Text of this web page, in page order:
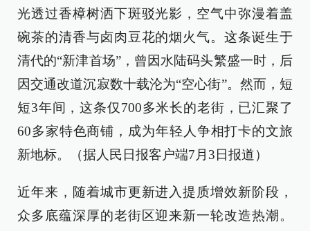
光透过香樟树洒下斑驳光影，空气中弥漫着盖
碗茶的清香与卤肉豆花的烟火气。这条诞生于
清代的“新津首场”，曾因水陆码头繁盛一时，后
因交通改道沉寂数十载沦为“空心街”。然而，短
短3年间，这条仅700多米长的老街，已汇聚了
60多家特色商铺，成为年轻人争相打卡的文旅
新地标。（据人民日报客户端7月3日报道）
近年来，随着城市更新进入提质增效新阶段，
众多底蕴深厚的老街区迎来新一轮改造热潮。